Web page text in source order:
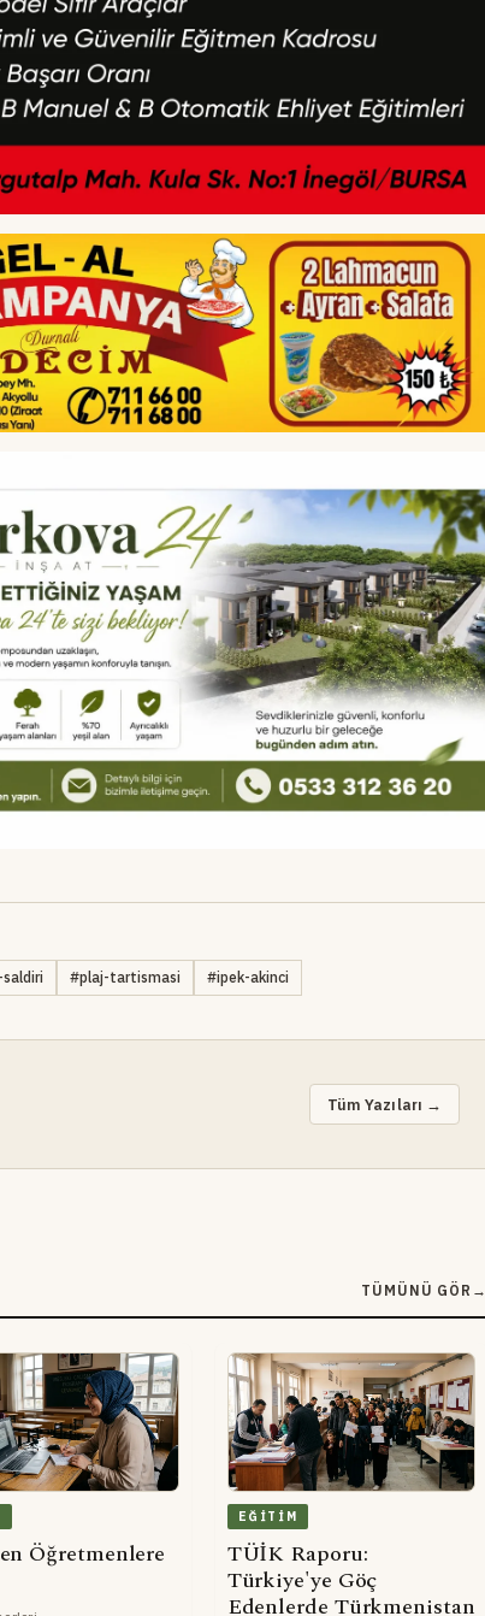
#plaj-tartismasi #ipek-akinci
Tüm Yazıları →
TÜMÜNÜ GÖR →
Öğretmenlere
EĞITIM
TÜİK Raporu:
Türkiye'ye Göç
Edenlerde Türkmenistan